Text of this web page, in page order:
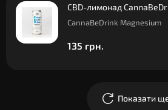
CBD-лимонад
CannaBeDrink Magnesium
135 грн.
Показати